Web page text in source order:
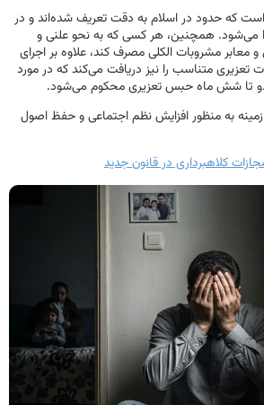
که حدود در اسلام به دقت تعریف شده‌اند و در
می‌شود. همچنین، هر کسی که به نحو علنی و
معابر مشروبات الکلی مصرف کند، علاوه بر اجرای
متناسب را نیز دریافت می‌کند که در مورد
تا شش ماه حبس تعزیری محکوم می‌شود.
به منظور افزایش نظم اجتماعی و حفظ اصول
کلاهبرداری در قانون جدید